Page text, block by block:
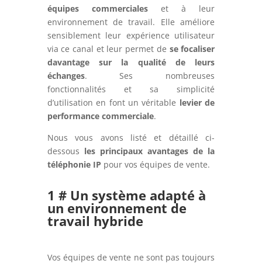
équipes commercialeset à leur
environnement de travail. Elle améliore
sensiblement leur expérience utilisateur
via ce canal et leur permet de se focaliser
davantage sur la qualité de leurs
échanges. Ses nombreuses
fonctionnalités et sa simplicité
d’utilisation en font un véritable levier de
performance commerciale.
Nous vous avons listé et détaillé ci-
dessous les principaux avantages de la
téléphonie IP pour vos équipes de vente.
1 # Un système adapté à
un environnement de
travail hybride
Vos équipes de vente ne sont pas toujours